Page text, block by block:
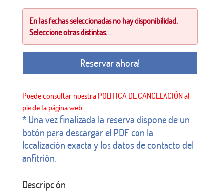
En las fechas seleccionadas no hay disponibilidad.
Seleccione otras distintas.
Reservar ahora!
* Una vez finalizada la reserva dispone de un
botón para descargar el PDF con la
localización exacta y los datos de contacto del
anfitrión.
Descripción